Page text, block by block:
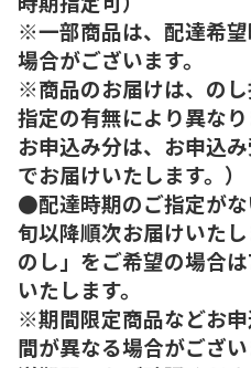
※一部商品は、配達希
場合がございます。
※商品のお届けは、の
指定の有無により異な
お申込み分は、お申込
でお届けいたします。）
●配達時期のご指定が
旬以降順次お届けいた
のし」をご希望の場合
いたします。
※期間限定商品などお
間が異なる場合がござ